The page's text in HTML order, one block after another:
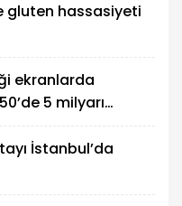
gluten hassasiyeti
ekranlarda
5 milyarı
İstanbul’da